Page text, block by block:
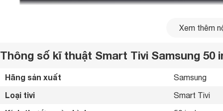
Xem thêm
Thông số kĩ thuật Smart Tivi Samsung 50
Hãng sản xuất Samsung
Loại tivi Smart Tivi